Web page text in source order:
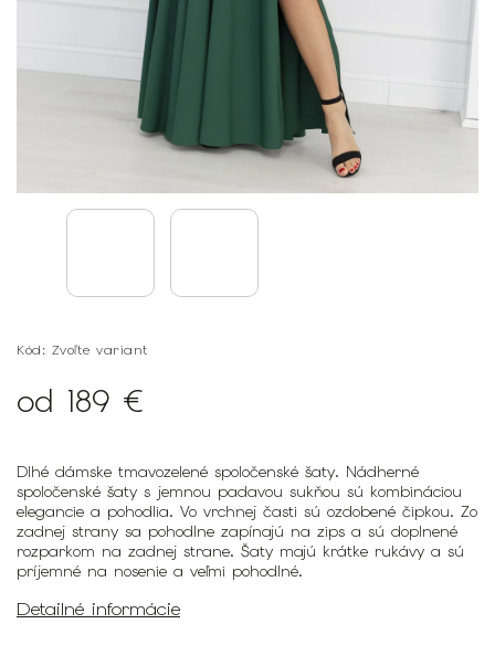
Kód: Zvoľte variant
od 189 €
Dlhé dámske tmavozelené spoločenské šaty. Nádherné
spoločenské šaty s jemnou padavou sukňou sú kombináciou
elegancie a pohodlia. Vo vrchnej časti sú ozdobené čipkou. Zo
zadnej strany sa pohodlne zapínajú na zips a sú doplnené
rozparkom na zadnej strane. Šaty majú krátke rukávy a sú
príjemné na nosenie a veľmi pohodlné.
Detailné informácie